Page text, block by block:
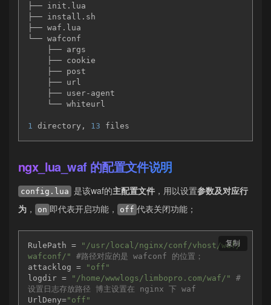
├── init.lua
├── install.sh
├── waf.lua
└── wafconf
1 directory, 13 files
ngx_lua_waf 的配置文件说明
config.lua 是该waf的主配置文件 ，用以设置参数及对应行
为 ， on 即代表开启功能， off 代表关闭功能；
RulePath =
"/usr/local/nginx/conf/vhost/waf/
wafconf/"
#路径对应的是 wafconf 的位置；
attacklog =
"off"
logdir =
"/home/wwwlogs/limbopro.com/waf/"
#
设置日志存放路径 博主设置在 nginx 下 waf
UrlDeny="off"
复制